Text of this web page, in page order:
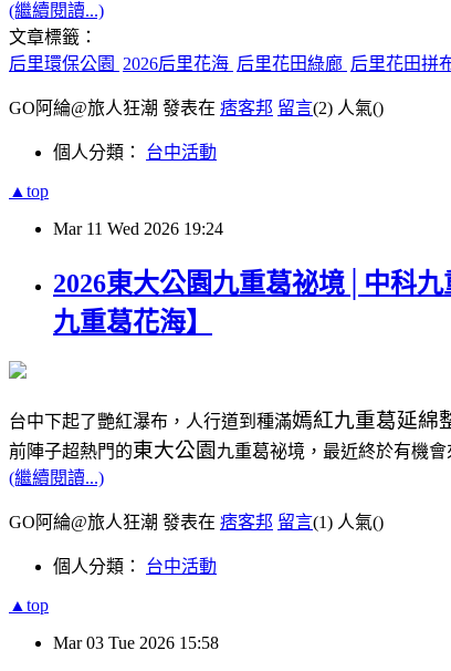
(繼續閱讀...)
文章標籤：
后里環保公園
2026后里花海 后里花田綠廊 后里花田拼
GO阿綸@旅人狂潮 發表在 痞客邦 留言(2) 人氣()
個人分類： 台中活動
▲top
Mar 11 Wed 2026 19:24
2026東大公園九重葛祕境│中科
九重葛花海】
台中下起了艷紅瀑布，人行道到種滿嫣紅九重葛延綿
前陣子超熱門的東大公園 九重葛祕境，最近終於有機會
(繼續閱讀...)
GO阿綸@旅人狂潮 發表在 痞客邦 留言(1) 人氣()
個人分類： 台中活動
▲top
Mar 03 Tue 2026 15:58